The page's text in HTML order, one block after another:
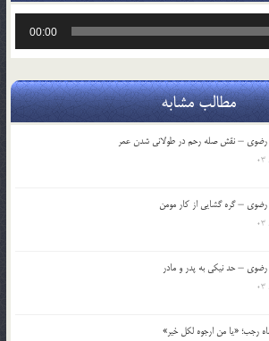
00:00
مطالب مشابه
– نقش صله رحم در طولانی شدن عمر
– گره گشایی از کار مومن
– حد نیکی به پدر و مادر
رجب؛ «یا من ارجوه لکل خیر»